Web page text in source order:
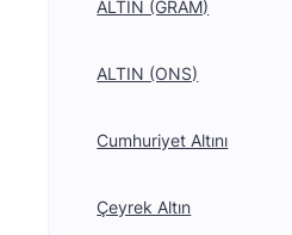
ALTIN (GRAM)
ALTIN (ONS)
Cumhuriyet Altını
Çeyrek Altın